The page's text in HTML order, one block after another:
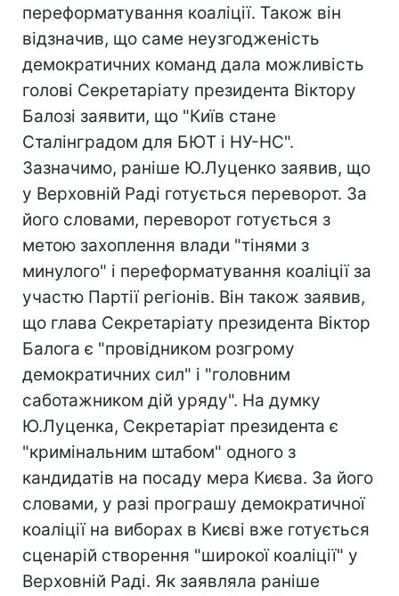
переформатування коаліції. Також він
відзначив, що саме неузгодженість
демократичних команд дала можливість
голові Секретаріату президента Віктору
Балозі заявити, що "Київ стане
Сталінградом для БЮТ і НУ-НС".
Зазначимо, раніше Ю.Луценко заявив, що
у Верховній Раді готується переворот. За
його словами, переворот готується з
метою захоплення влади "тінями з
минулого" і переформатування коаліції за
участю Партії регіонів. Він також заявив,
що глава Секретаріату президента Віктор
Балога є "провідником розгрому
демократичних сил" і "головним
саботажником дій уряду". На думку
Ю.Луценка, Секретаріат президента є
"кримінальним штабом" одного з
кандидатів на посаду мера Києва. За його
словами, у разі програшу демократичної
коаліції на виборах в Києві вже готується
сценарій створення "широкої коаліції" у
Верховній Раді. Як заявляла раніше